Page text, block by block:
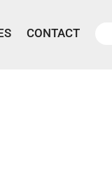
CONTACT